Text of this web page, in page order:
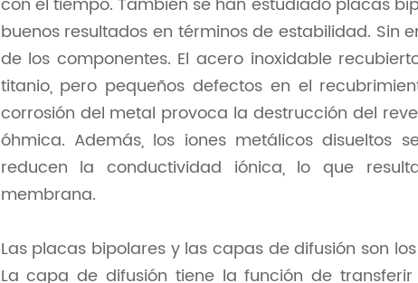
buenos resultados en términos de estabilidad. Sin
de los componentes. El acero inoxidable
titanio, pero pequeños defectos en el
corrosión del metal provoca la destrucción del
óhmica. Además, los iones metálicos disueltos
reducen la conductividad iónica, lo que
membrana.
Las placas bipolares y las capas de difusión son
La capa de difusión tiene la función de